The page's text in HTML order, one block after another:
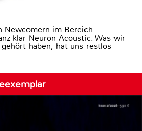
Newcomern im Bereich
klar Neuron Acoustic. Was wir
haben, hat uns restlos